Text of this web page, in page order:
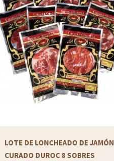
LOTE DE LONCHEADO DE JAMÓN
CURADO DUROC 8 SOBRES